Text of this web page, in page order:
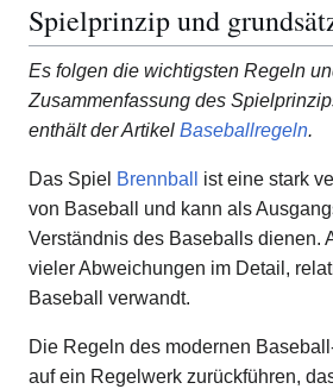
Spielprinzip und
Es folgen die wichtigsten Regeln
Zusammenfassung des
enthält der Artikel Baseballregeln.
Das Spiel Brennball
ist eine stark
von Baseball und kann als
Verständnis des Baseballs dienen.
vieler Abweichungen im Detail,
Baseball verwandt.
Die Regeln des modernen
auf ein Regelwerk zurückführen,